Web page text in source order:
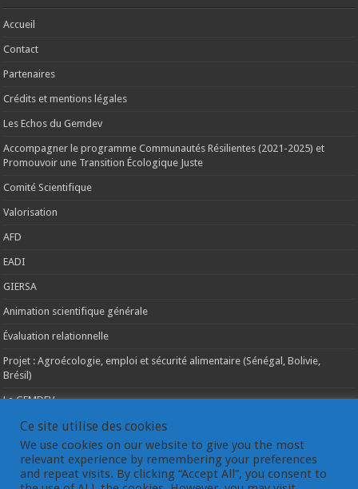
Accueil
Contact
Partenaires
Crédits et mentions légales
Les Echos du Gemdev
Accompagner le programme Communautés Résilientes (2021-2025) et
Promouvoir une Transition Écologique Juste
Comité Scientifique
Valorisation
AFD
EADI
GIERSA
Animation scientifique générale
Évaluation relationnelle
Projet : Agroécologie, emploi et sécurité alimentaire (Sénégal, Bolivie,
Brésil)
Le GEMDEV
La pluridisciplinarité
La coopération internationale
Les instances du GEMDEV
Ce site utilise des cookies
We use cookies on our website to give you the most
relevant experience by remembering your preferences
and repeat visits. By clicking “Accept All”, you consent to